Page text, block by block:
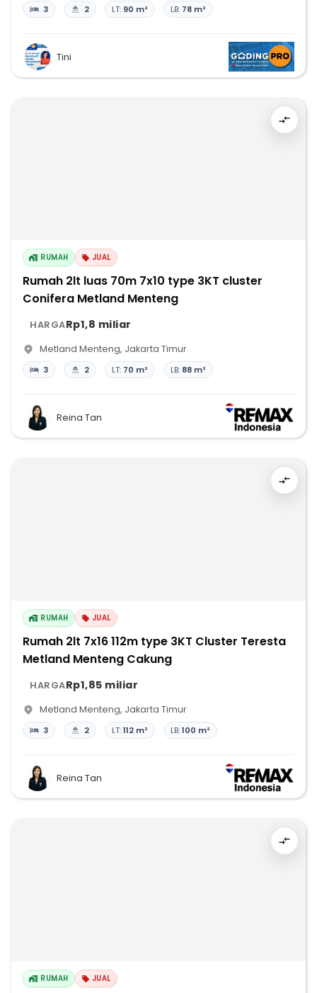
3 2 LT: 90 m² LB: 78 m²
Tini
RUMAH JUAL
Rumah 2lt luas 70m 7x10 type 3KT cluster
Conifera Metland Menteng
HARGARp1,8 miliar
Metland Menteng, Jakarta Timur
3 2 LT: 70 m² LB: 88 m²
Reina Tan
RUMAH JUAL
Rumah 2lt 7x16 112m type 3KT Cluster Teresta
Metland Menteng Cakung
HARGARp1,85 miliar
Metland Menteng, Jakarta Timur
3 2 LT:112 m² LB:100 m²
Reina Tan
RUMAH JUAL